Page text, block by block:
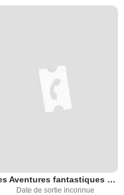
Les Aventures fantastiques de Tarzan
Date de sortie inconnue